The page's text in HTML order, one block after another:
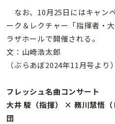
なお、10月25日にはキャン
ーク＆レクチャー「指揮者・
ラザホールで開催される。
文：山崎浩太郎
（ぶらあぼ2024年11月号より）
フレッシュ名曲コンサート
大井 駿（指揮） × 務川慧悟
団